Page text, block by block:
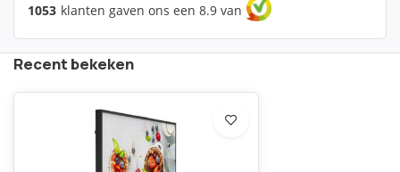
1053 klanten gaven ons een 8.9 van
Recent bekeken